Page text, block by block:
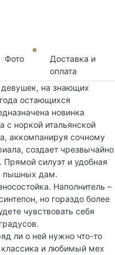
Фото
Доставка и
оплата
на знающих
остающихся
новинка
с норкой итальянской
аккомпанируя сочному
создает чрезвычайно
Прямой силуэт и удобная
пышных дам.
Наполнитель –
но гораздо более
чувствовать себя
ли о ней нужно что-то
классика и любимый мех